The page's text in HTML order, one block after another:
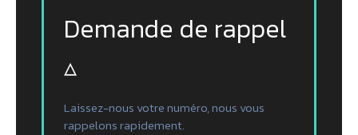
Demande de rappel
▵
Laissez-nous votre numéro, nous vous
rappelons rapidement.